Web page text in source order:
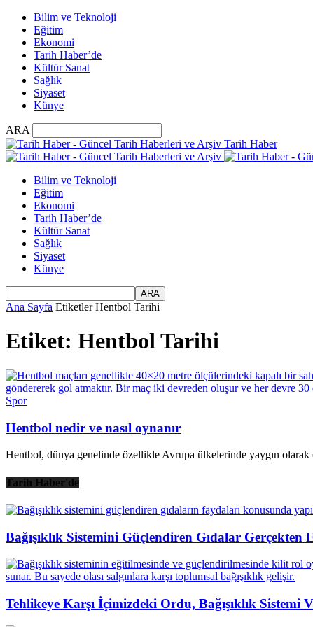
Bilim ve Teknoloji
Eğitim
Ekonomi
Tarih Haber’de
Kültür Sanat
Sağlık
Siyaset
Künye
ARA
Tarih Haber
Bilim ve Teknoloji
Eğitim
Ekonomi
Tarih Haber’de
Kültür Sanat
Sağlık
Siyaset
Künye
Ana Sayfa Etiketler Hentbol Tarihi
Etiket: Hentbol Tarihi
Spor
Hentbol nedir ve nasıl oynanır
Hentbol, dünya genelinde özellikle Avrupa ülkelerinde yaygın olarak
Tarih Haber'de
Bağışıklık Sistemini Güçlendiren Gıdalar Gerçekten
Tehlikeye Karşı İçimizdeki Ordu, Bağışıklık Sistemi